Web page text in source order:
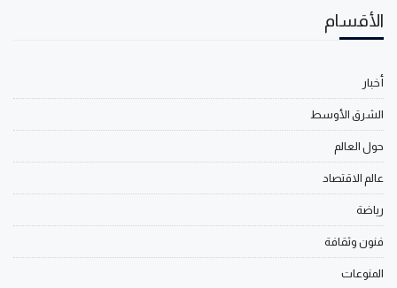
الأقسام
أخبار
الشرق الأوسط
حول العالم
عالم الاقتصاد
رياضة
فنون وثقافة
المنوعات